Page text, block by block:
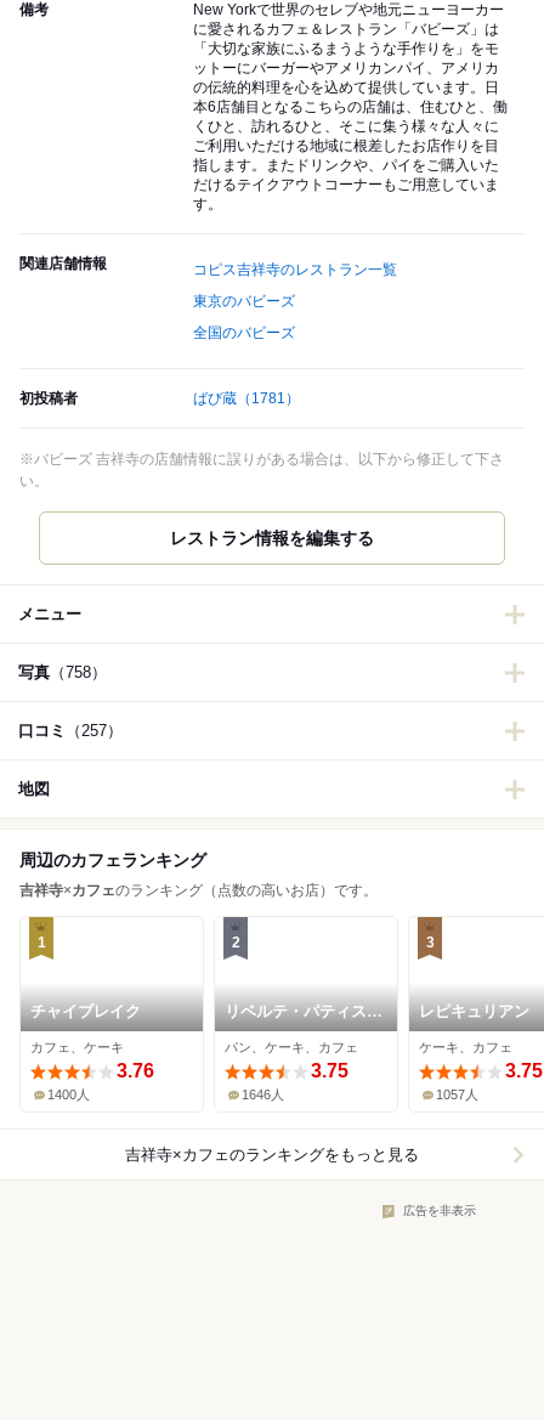
備考
New Yorkで世界のセレブや地元ニューヨーカー
に愛されるカフェ＆レストラン「バビーズ」は
「大切な家族にふるまうような手作りを」をモ
ットーにバーガーやアメリカンパイ、アメリカ
の伝統的料理を心を込めて提供しています。日
本6店舗目となるこちらの店舗は、住むひと、働
くひと、訪れるひと、そこに集う様々な人々に
ご利用いただける地域に根差したお店作りを目
指します。またドリンクや、パイをご購入いた
だけるテイクアウトコーナーもご用意していま
す。
関連店舗情報
コピス吉祥寺のレストラン一覧
東京のバビーズ
全国のバビーズ
初投稿者 ばび蔵 （1781）
※バビーズ 吉祥寺の店舗情報に誤りがある場合は、以下から修正して下さ
い。
レストラン情報を編集する
メニュー
写真 （758）
口コミ （257）
地図
周辺のカフェランキング
吉祥寺×カフェのランキング（点数の高いお店）です。
1
チャイブレイク
カフェ、ケーキ
3.76
1400人
2
リベルテ・パティスリ
ー・ブーランジェリー
東京本店・吉祥寺
パン、ケーキ、カフェ
3.75
1646人
3
レピキュリアン
ケーキ、カフェ
3.75
1057人
吉祥寺×カフェのランキングをもっと見る
広告を非表示